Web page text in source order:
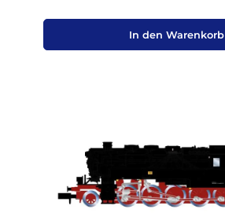
In den Warenkorb